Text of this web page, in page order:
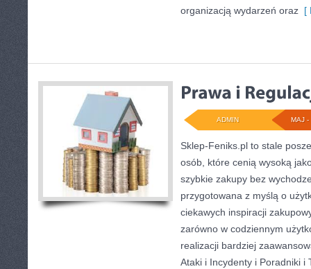
organizacją wydarzeń oraz [
MAJ -
ADMIN
Sklep-Feniks.pl to stale
osób, które cenią wysoką
szybkie zakupy bez
przygotowana z myślą o
ciekawych inspiracji
zarówno w codziennym
realizacji bardziej
Ataki i Incydenty i Poradniki i